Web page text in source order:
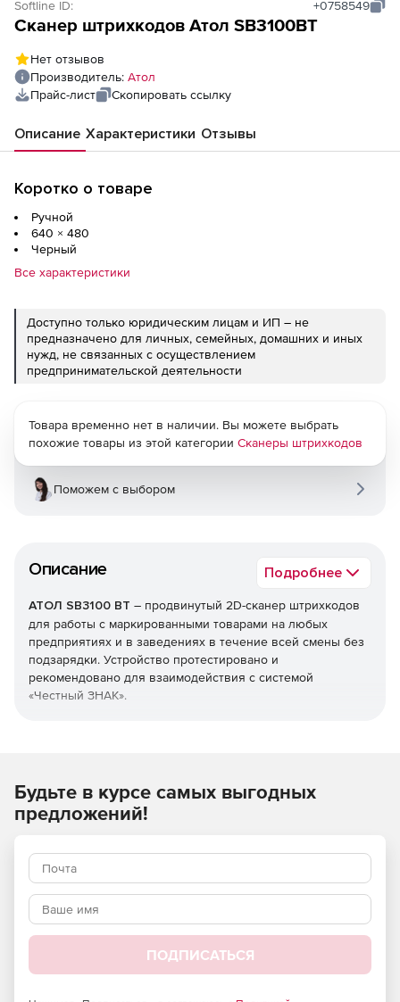
Softline ID:
+0758549
Сканер штрихкодов Атол SB3100BT
Нет отзывов
Производитель: Атол
Прайс-лист
Скопировать ссылку
Описание Характеристики Отзывы
Коротко о товаре
Ручной
640 × 480
Черный
Все характеристики
Доступно только юридическим лицам и ИП – не
предназначено для личных, семейных, домашних и иных
нужд, не связанных с осуществлением
предпринимательской деятельности
Описание Подробнее
АТОЛ SB3100 BT – продвинутый 2D-сканер штрихкодов
для работы с маркированными товарами на любых
предприятиях и в заведениях в течение всей смены без
подзарядки. Устройство протестировано и
рекомендовано для взаимодействия с системой
«Честный ЗНАК».
носителем, будь то напечатанная этикетка или мобильное
устройство, и с любым качеством изображения.
даже если тот плохо пропечатан, загрязнен или успел
повредиться при транспортировке.
Комфортный в работе
снижают нагрузку на оператора и гарантируют, что руки
Товара временно нет в наличии. Вы можете выбрать
похожие товары из этой категории Сканеры штрихкодов
Поможем с выбором
Будьте в курсе самых выгодных
предложений!
ПОДПИСАТЬСЯ